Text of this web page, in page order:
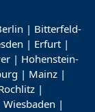
| Bitterfeld-
| Erfurt |
| Hohenstein-
| Mainz |
|
Wiesbaden |